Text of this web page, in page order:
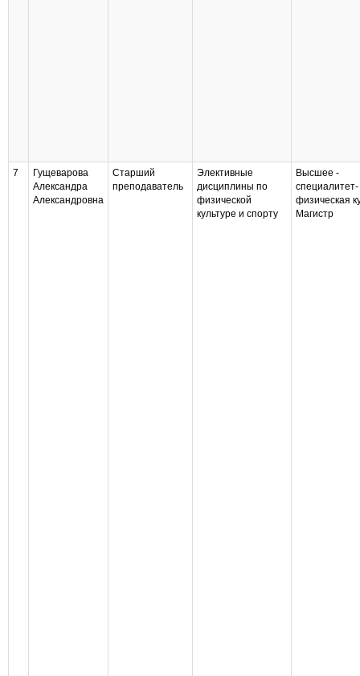
7
Гущеварова
Александра
Александровна
Старший
преподаватель
Элективные
дисциплины по
физической
культуре и спорту
Высшее -
специалитет-
физическая
Магистр